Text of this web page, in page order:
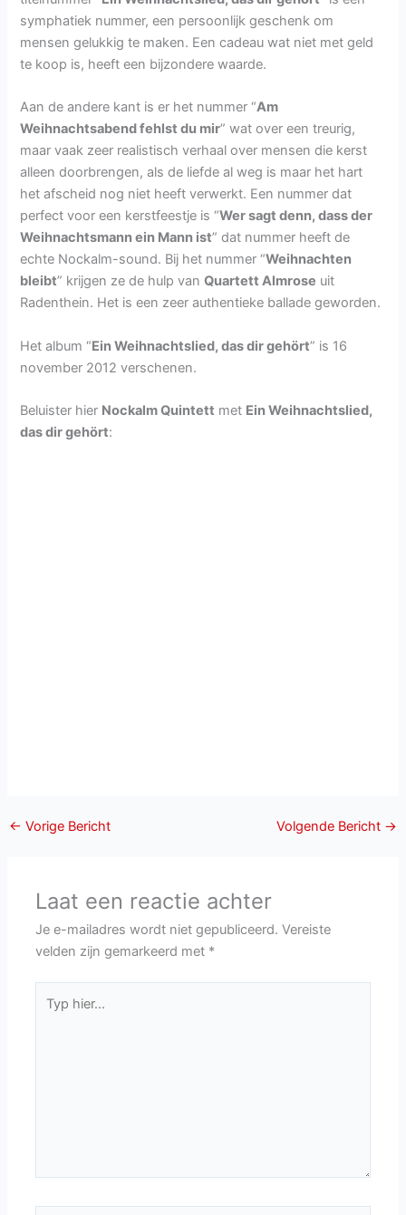
symphatiek nummer, een persoonlijk geschenk om
mensen gelukkig te maken. Een cadeau wat niet met geld
te koop is, heeft een bijzondere waarde.
Aan de andere kant is er het nummer “Am
Weihnachtsabend fehlst du mir” wat over een treurig,
maar vaak zeer realistisch verhaal over mensen die kerst
alleen doorbrengen, als de liefde al weg is maar het hart
het afscheid nog niet heeft verwerkt. Een nummer dat
perfect voor een kerstfeestje is “Wer sagt denn, dass der
Weihnachtsmann ein Mann ist” dat nummer heeft de
echte Nockalm-sound. Bij het nummer “Weihnachten
bleibt” krijgen ze de hulp vanQuartett Almrose uit
Radenthein. Het is een zeer authentieke ballade geworden.
Het album “Ein Weihnachtslied, das dir gehört” is 16
november 2012 verschenen.
Beluister hier Nockalm Quintett met Ein Weihnachtslied,
das dir gehört:
← Vorige Bericht Volgende Bericht →
Laat een reactie achter
Je e-mailadres wordt niet gepubliceerd. Vereiste
velden zijn gemarkeerd met *
hier...